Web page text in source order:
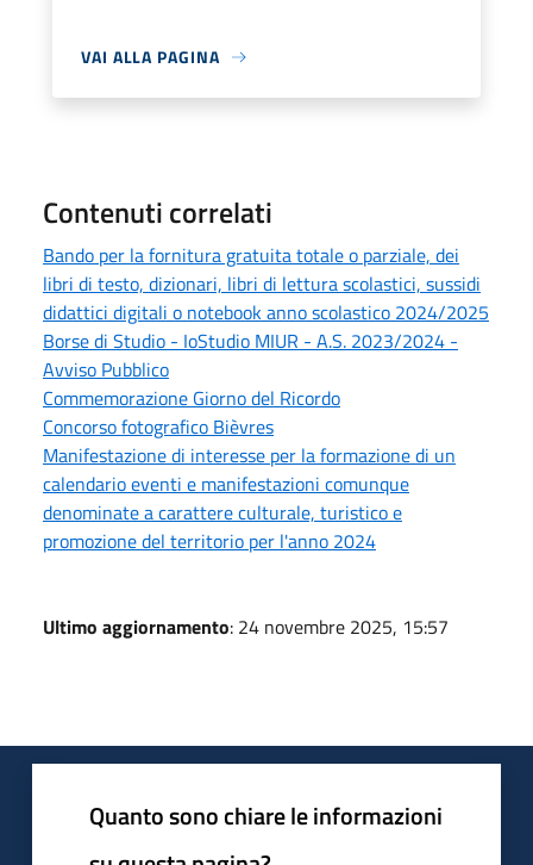
VAI ALLA PAGINA
Contenuti correlati
Bando per la fornitura gratuita totale o parziale, dei
libri di testo, dizionari, libri di lettura scolastici, sussidi
didattici digitali o notebook anno scolastico 2024/2025
Borse di Studio - IoStudio MIUR - A.S. 2023/2024 -
Avviso Pubblico
Commemorazione Giorno del Ricordo
Concorso fotografico Bièvres
Manifestazione di interesse per la formazione di un
calendario eventi e manifestazioni comunque
denominate a carattere culturale, turistico e
promozione del territorio per l'anno 2024
Ultimo aggiornamento: 24 novembre 2025, 15:57
Quanto sono chiare le informazioni